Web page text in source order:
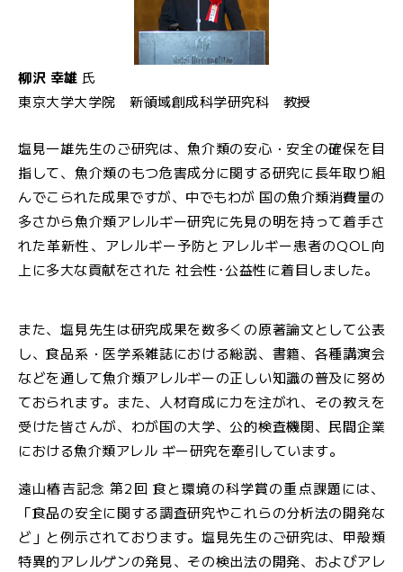
柳沢 幸雄 氏
東京大学大学院 新領域創成科学研究科 教授
塩見一雄先生のご研究は、魚介類の安心・安全の確保を目
指して、魚介類のもつ危害成分に関する研究に長年取り組
んでこられた成果ですが、中でもわが 国の魚介類消費量の
多さから魚介類アレルギー研究に先見の明を持って着手さ
れた革新性、アレルギー予防とアレルギー患者のQOL向
上に多大な貢献をされた 社会性･公益性に着目しました。
また、塩見先生は研究成果を数多くの原著論文として公表
し、食品系・医学系雑誌における総説、書籍、各種講演会
などを通して魚介類アレルギーの正しい知識の普及に努め
ておられます。また、人材育成にカを注がれ、その教えを
受けた皆さんが、わが国の大学、公的検査機関、民間企業
における魚介類アレル ギー研究を牽引しています。
遠山椿吉記念 第2回 食と環境の科学賞の重点課題には、
「食品の安全に関する調査研究やこれらの分析法の開発な
ど」と例示されております。塩見先生のご研究は、甲殻類
特異的アレルゲンの発見、その検出法の開発、およびアレ